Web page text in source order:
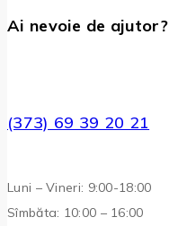
Ai nevoie de ajutor?
(373) 69 39 20 21
Luni – Vineri: 9:00-18:00
Sîmbăta: 10:00 – 16:00